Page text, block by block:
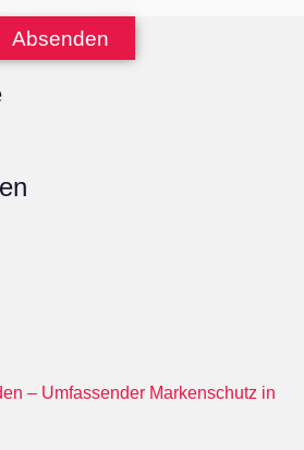
Absenden
– Umfassender Markenschutz in